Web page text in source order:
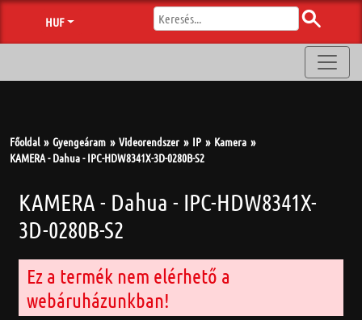
HUF
Főoldal Gyengeáram Videorendszer IP
Kamera
KAMERA - Dahua - IPC-HDW8341X-3D-0280B-S2
KAMERA - Dahua - IPC-HDW8341X-
3D-0280B-S2
Ez a termék nem elérhető a
webáruházunkban!